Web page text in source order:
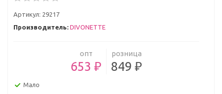
Артикул: 29217
Производитель: DIVONETTE
опт
653 ₽
розница
849 ₽
Мало